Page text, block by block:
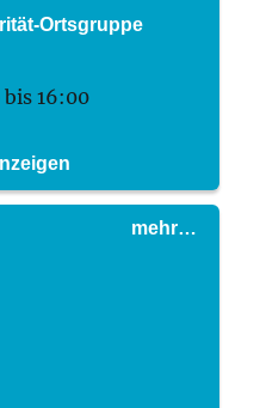
Ortsgruppe
bis16:00
mehr…